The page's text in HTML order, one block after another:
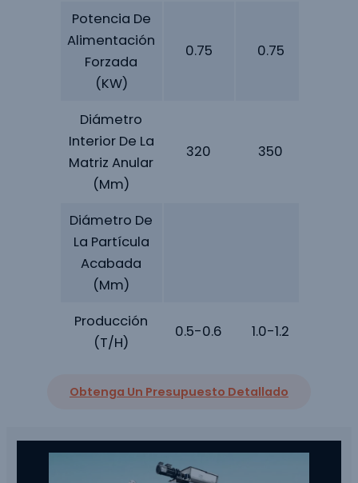
Potencia De
Alimentación
Forzada
(kW)
0.75 0.75
Diámetro
Interior De La
Matriz Anular
(mm)
320 350
Diámetro De
La Partícula
Acabada
(mm)
Producción
(T/H)
0.5-0.6 1.0-1.2
Obtenga Un Presupuesto Detallado